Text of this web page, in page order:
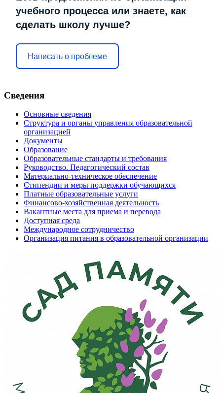
учебного процесса или знаете, как
сделать школу лучше?
Написать о проблеме
Сведения
Основные сведения
Структура и органы управления образовательной
организацией
Документы
Образование
Образовательные стандарты и требования
Руководство. Педагогический состав
Материально-техническое обеспечение
Стипендии и меры поддержки обучающихся
Платные образовательные услуги
Финансово-хозяйственная деятельность
Вакантные места для приема и перевода
Доступная среда
Международное сотрудничество
Организация питания в образовательной организации